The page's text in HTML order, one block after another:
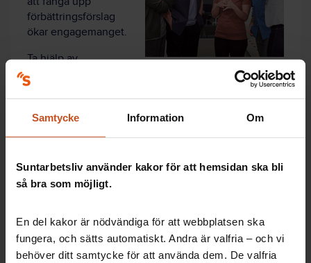
Samtycke Information Om
Suntarbetsliv använder kakor för att hemsidan ska bli
så bra som möjligt.
En del kakor är nödvändiga för att webbplatsen ska
fungera, och sätts automatiskt. Andra är valfria – och vi
behöver ditt samtycke för att använda dem. De valfria
förbättringsförslag
ökar engagemanget.
Ta hjälp av
Suntarbetslivs dialogstartare Forskning på 5: Alla kan
bidra till lärande.
Se en kort film
och läs lite om forskning
Kom överens
om hur ni vill jobba vidare
Artiklar: Forskning